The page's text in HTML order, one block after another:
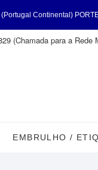
PORTES GRÁTIS
Continental) PORTES
(Chamada para a Rede
EMBRULHO /